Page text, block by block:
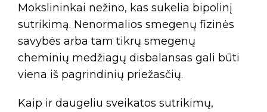
Mokslininkai nežino, kas sukelia bipolinį
sutrikimą. Nenormalios smegenų fizinės
savybės arba tam tikrų smegenų
cheminių medžiagų disbalansas gali būti
viena iš pagrindinių priežasčių.
Kaip ir daugeliu sveikatos sutrikimų,